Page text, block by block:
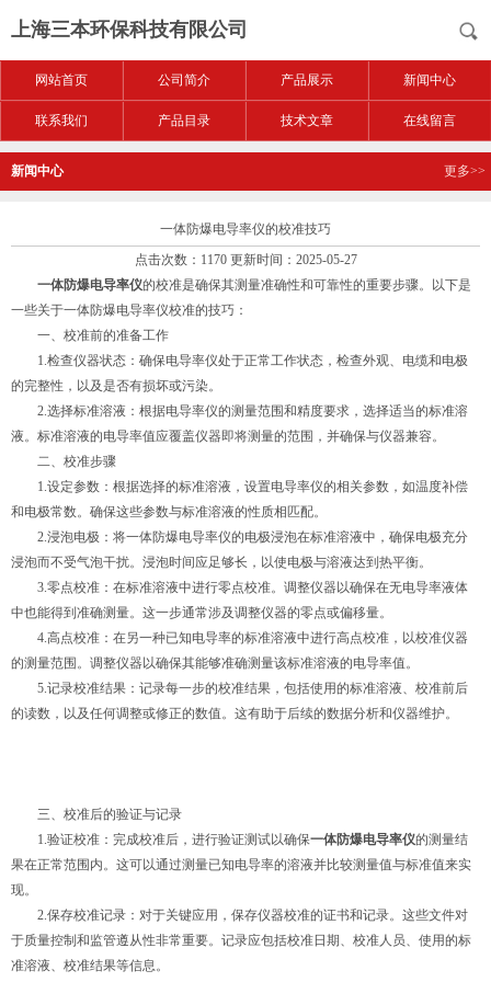
上海三本环保科技有限公司
网站首页 公司简介 产品展示 新闻中心
联系我们 产品目录 技术文章 在线留言
新闻中心 更多>>
一体防爆电导率仪的校准技巧
点击次数：1170 更新时间：2025-05-27
一体防爆电导率仪的校准是确保其测量准确性和可靠性的重要步骤。以下是
一些关于一体防爆电导率仪校准的技巧：
一、校准前的准备工作
1.检查仪器状态：确保电导率仪处于正常工作状态，检查外观、电缆和电极
的完整性，以及是否有损坏或污染。
2.选择标准溶液：根据电导率仪的测量范围和精度要求，选择适当的标准溶
液。标准溶液的电导率值应覆盖仪器即将测量的范围，并确保与仪器兼容。
二、校准步骤
1.设定参数：根据选择的标准溶液，设置电导率仪的相关参数，如温度补偿
和电极常数。确保这些参数与标准溶液的性质相匹配。
2.浸泡电极：将一体防爆电导率仪的电极浸泡在标准溶液中，确保电极充分
浸泡而不受气泡干扰。浸泡时间应足够长，以使电极与溶液达到热平衡。
3.零点校准：在标准溶液中进行零点校准。调整仪器以确保在无电导率液体
中也能得到准确测量。这一步通常涉及调整仪器的零点或偏移量。
4.高点校准：在另一种已知电导率的标准溶液中进行高点校准，以校准仪器
的测量范围。调整仪器以确保其能够准确测量该标准溶液的电导率值。
5.记录校准结果：记录每一步的校准结果，包括使用的标准溶液、校准前后
的读数，以及任何调整或修正的数值。这有助于后续的数据分析和仪器维护。
三、校准后的验证与记录
1.验证校准：完成校准后，进行验证测试以确保一体防爆电导率仪的测量结
果在正常范围内。这可以通过测量已知电导率的溶液并比较测量值与标准值来实
现。
2.保存校准记录：对于关键应用，保存仪器校准的证书和记录。这些文件对
于质量控制和监管遵从性非常重要。记录应包括校准日期、校准人员、使用的标
准溶液、校准结果等信息。